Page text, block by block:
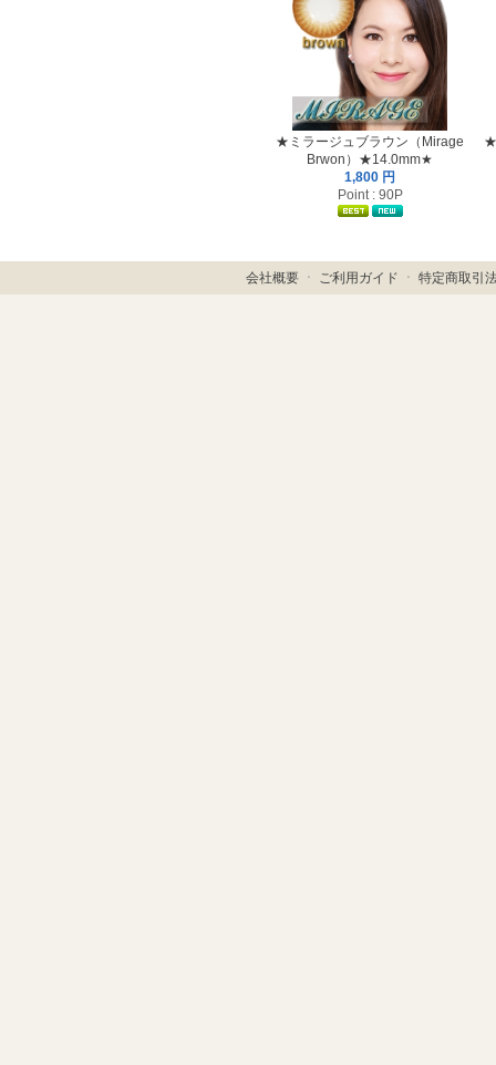
★ミラージュブラウン（Mirage
Brwon）★14.0mm★
1,800 円
Point : 90P
★
会社概要ㆍ ご利用ガイド ㆍ 特定商取引